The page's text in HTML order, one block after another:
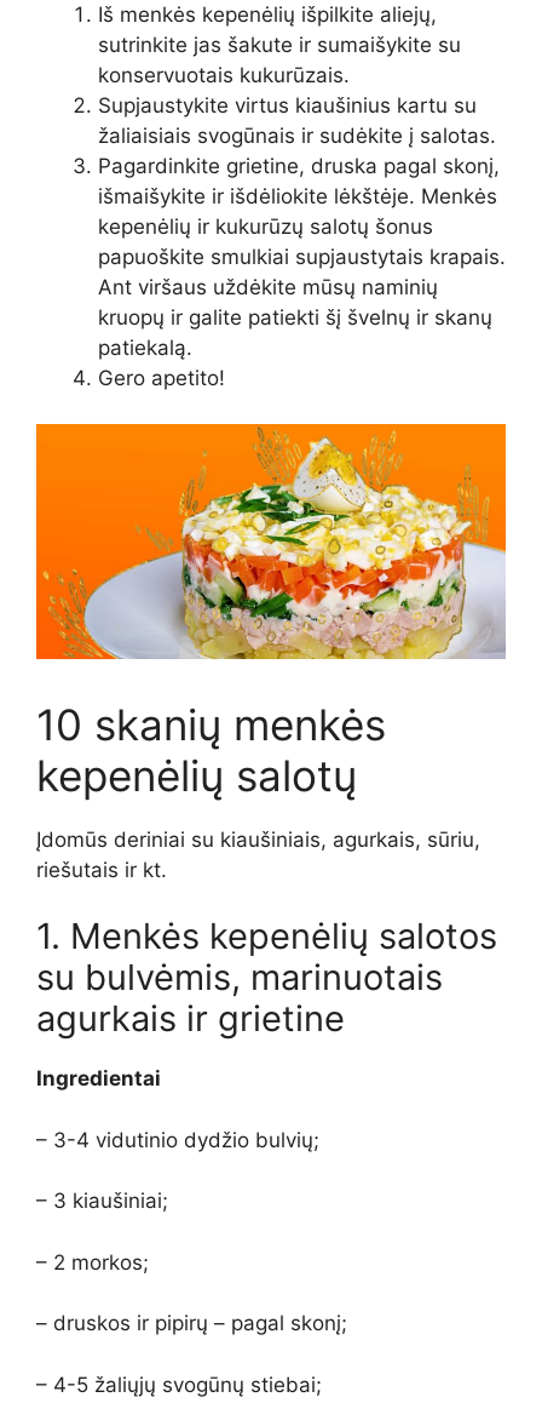
Iš menkės kepenėlių išpilkite aliejų,
sutrinkite jas šakute ir sumaišykite su
konservuotais kukurūzais.
Supjaustykite virtus kiaušinius kartu su
žaliaisiais svogūnais ir sudėkite į salotas.
Pagardinkite grietine, druska pagal skonį,
išmaišykite ir išdėliokite lėkštėje. Menkės
kepenėlių ir kukurūzų salotų šonus
papuoškite smulkiai supjaustytais krapais.
Ant viršaus uždėkite mūsų naminių
kruopų ir galite patiekti šį švelnų ir skanų
patiekalą.
Gero apetito!
10 skanių menkės
kepenėlių salotų
Įdomūs deriniai su kiaušiniais, agurkais, sūriu,
riešutais ir kt.
1. Menkės kepenėlių salotos
su bulvėmis, marinuotais
agurkais ir grietine
Ingredientai
– 3-4 vidutinio dydžio bulvių;
– 3 kiaušiniai;
– 2 morkos;
– druskos ir pipirų – pagal skonį;
– 4-5 žaliųjų svogūnų stiebai;